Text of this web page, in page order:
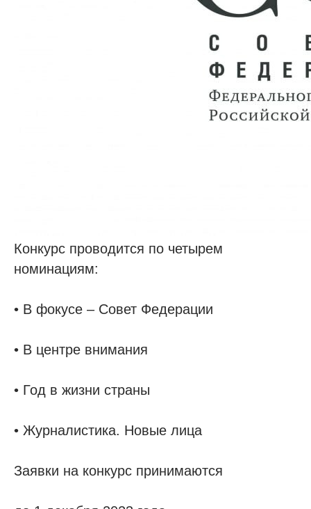
Конкурс проводится по четырем
номинациям:
• В фокусе – Совет Федерации
• В центре внимания
• Год в жизни страны
• Журналистика. Новые лица
Заявки на конкурс принимаются